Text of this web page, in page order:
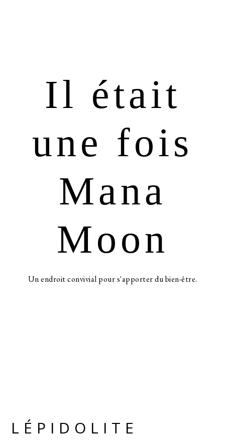
Il était
une fois
Mana
Moon
Un endroit convivial pour s'apporter du bien-être.
LÉPIDOLITE